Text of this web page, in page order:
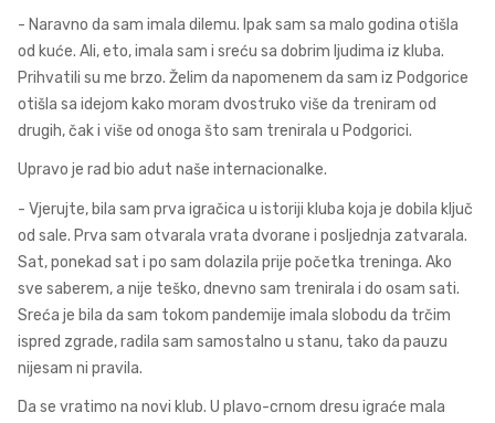
- Naravno da sam imala dilemu. Ipak sam sa malo godina otišla
od kuće. Ali, eto, imala sam i sreću sa dobrim ljudima iz kluba.
Prihvatili su me brzo. Želim da napomenem da sam iz Podgorice
otišla sa idejom kako moram dvostruko više da treniram od
drugih, čak i više od onoga što sam trenirala u Podgorici.
Upravo je rad bio adut naše internacionalke.
- Vjerujte, bila sam prva igračica u istoriji kluba koja je dobila ključ
od sale. Prva sam otvarala vrata dvorane i posljednja zatvarala.
Sat, ponekad sat i po sam dolazila prije početka treninga. Ako
sve saberem, a nije teško, dnevno sam trenirala i do osam sati.
Sreća je bila da sam tokom pandemije imala slobodu da trčim
ispred zgrade, radila sam samostalno u stanu, tako da pauzu
nijesam ni pravila.
Da se vratimo na novi klub. U plavo-crnom dresu igraće mala